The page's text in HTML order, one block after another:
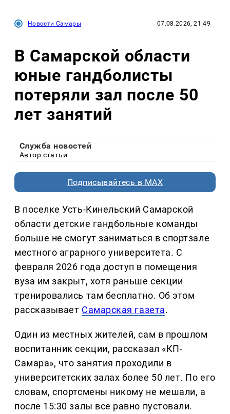
Новости Самары 07.08.2026, 21:49
В Самарской области
юные гандболисты
потеряли зал после 50
лет занятий
Служба новостей
Автор статьи
Подписывайтесь в MAX
В поселке Усть-Кинельский Самарской
области детские гандбольные команды
больше не смогут заниматься в спортзале
местного аграрного университета. С
февраля 2026 года доступ в помещения
вуза им закрыт, хотя раньше секции
тренировались там бесплатно. Об этом
рассказывает Самарская газета.
Один из местных жителей, сам в прошлом
воспитанник секции, рассказал «КП-
Самара», что занятия проходили в
университетских залах более 50 лет. По его
словам, спортсмены никому не мешали, а
после 15:30 залы все равно пустовали.